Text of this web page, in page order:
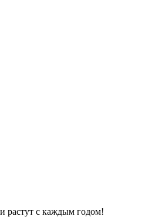
растут с каждым годом!